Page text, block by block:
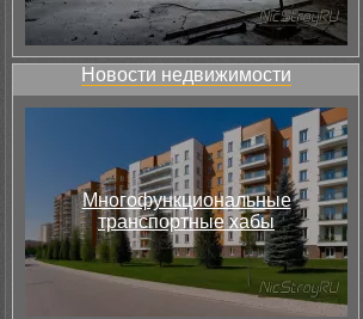
Новости недвижимости
Многофункциональные
транспортные хабы